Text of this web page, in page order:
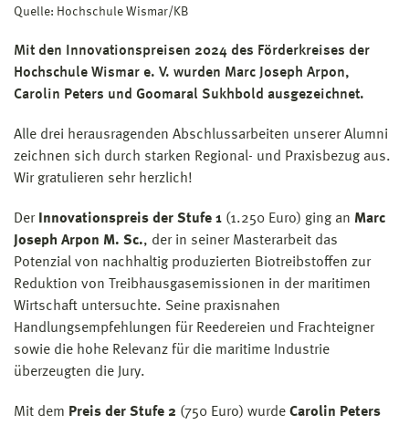
Quelle: Hochschule Wismar/KB
Mit den Innovationspreisen 2024 des Förderkreises der
Hochschule Wismar e. V. wurden Marc Joseph Arpon,
Carolin Peters und Goomaral Sukhbold ausgezeichnet.
Alle drei herausragenden Abschlussarbeiten unserer Alumni
zeichnen sich durch starken Regional- und Praxisbezug aus.
Wir gratulieren sehr herzlich!
Der Innovationspreis der Stufe 1 (1.250 Euro) ging an Marc
Joseph Arpon M. Sc., der in seiner Masterarbeit das
Potenzial von nachhaltig produzierten Biotreibstoffen zur
Reduktion von Treibhausgasemissionen in der maritimen
Wirtschaft untersuchte. Seine praxisnahen
Handlungsempfehlungen für Reedereien und Frachteigner
sowie die hohe Relevanz für die maritime Industrie
überzeugten die Jury.
Mit dem Preis der Stufe 2 (750 Euro) wurde Carolin Peters